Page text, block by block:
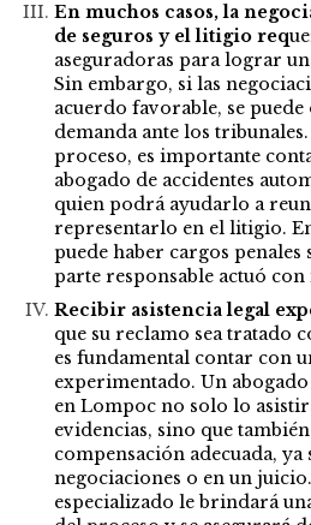
En muchos casos, la
de seguros y el litigio req
aseguradoras para lograr
Sin embargo, si las
acuerdo favorable, se
demanda ante los
proceso, es importante
abogado de accidentes
quien podrá ayudarlo a
representarlo en el litigio.
puede haber cargos penales
parte responsable actuó
Recibir asistencia legal
que su reclamo sea tratado
es fundamental contar con
experimentado. Un
en Lompoc no solo lo
evidencias, sino que
compensación adecuada, ya
negociaciones o en un
especializado le brindará